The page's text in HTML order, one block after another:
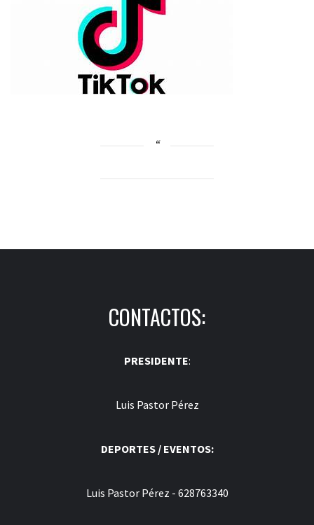
CONTACTOS:
PRESIDENTE:
Luis Pastor Pérez
DEPORTES / EVENTOS:
Luis Pastor Pérez - 628763340